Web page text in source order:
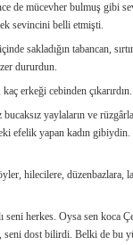
de mücevher bulmuş gibi
sevincini belli etmişti.
sakladığın tabancan,
dururdun.
erkeği cebinden çıkarırdın.
yaylaların ve
efelik yapan kadın gibiydin.
hilecilere, düzenbazlara,
seni herkes. Oysa sen koca
seni dost bilirdi. Belki de bu